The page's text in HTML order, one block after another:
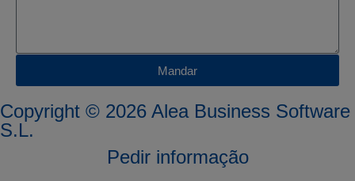
Mandar
Copyright © 2026 Alea Business Software
S.L.
Pedir informação